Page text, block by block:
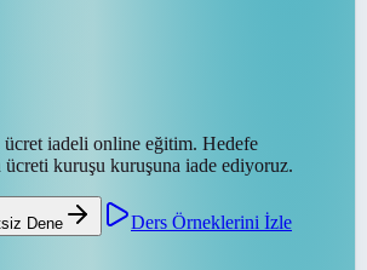
ücret iadeli online eğitim. Hedefe
ücreti kuruşu kuruşuna iade ediyoruz.
Dene Ders Örneklerini İzle